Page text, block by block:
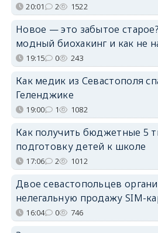
20:01 2 1522
Новое — это забытое
модный биохакинг и как не
19:15 0 243
Как медик из Севастополя
Геленджике
19:00 1 1082
Как получить бюджетные 5
подготовку детей к школе
17:06 2 1012
Двое севастопольцев
нелегальную продажу SIM-
16:04 0 746